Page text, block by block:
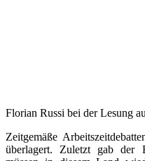
Florian Russi bei der Lesung
Zeitgemäße
überlagert. Zuletzt gab der